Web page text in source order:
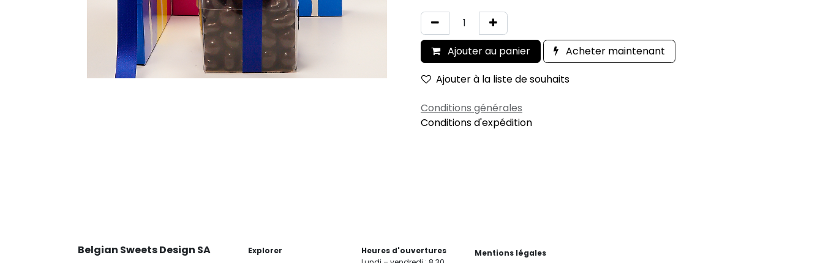
Ajouter au panier
Acheter maintenant
Ajouter à la liste de souhaits
Conditions générales
Conditions d'expédition
Belgian Sweets Design SA Explorer
Heures d'ouvertures
Mentions légales